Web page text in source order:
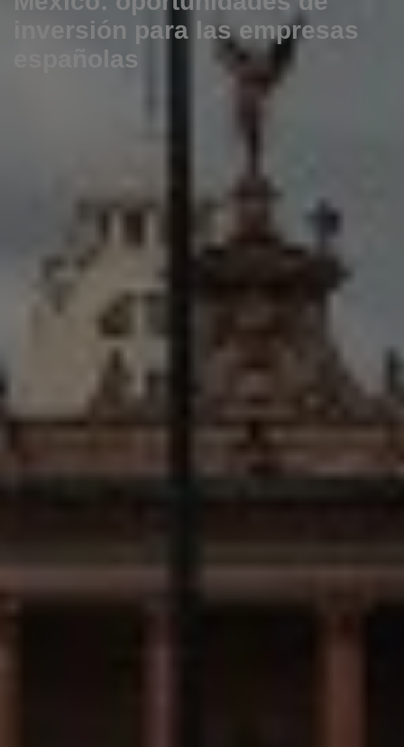
inversión para las empresas
españolas